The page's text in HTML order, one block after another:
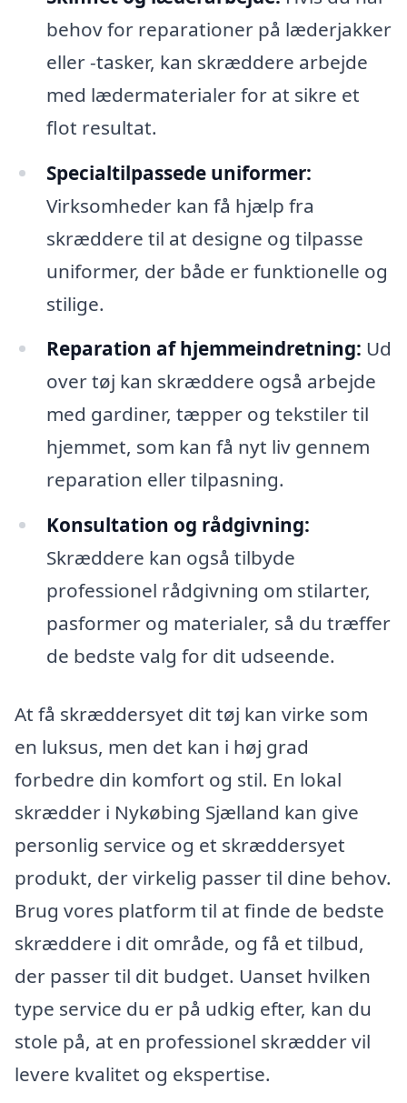
behov for reparationer på læderjakker
eller -tasker, kan skræddere arbejde
med lædermaterialer for at sikre et
flot resultat.
Specialtilpassede uniformer:
Virksomheder kan få hjælp fra
skræddere til at designe og tilpasse
uniformer, der både er funktionelle og
stilige.
Reparation af hjemmeindretning: Ud
over tøj kan skræddere også arbejde
med gardiner, tæpper og tekstiler til
hjemmet, som kan få nyt liv gennem
reparation eller tilpasning.
Konsultation og rådgivning:
Skræddere kan også tilbyde
professionel rådgivning om stilarter,
pasformer og materialer, så du træffer
de bedste valg for dit udseende.
At få skræddersyet dit tøj kan virke som
en luksus, men det kan i høj grad
forbedre din komfort og stil. En lokal
skrædder i Nykøbing Sjælland kan give
personlig service og et skræddersyet
produkt, der virkelig passer til dine behov.
Brug vores platform til at finde de bedste
skræddere i dit område, og få et tilbud,
der passer til dit budget. Uanset hvilken
type service du er på udkig efter, kan du
stole på, at en professionel skrædder vil
levere kvalitet og ekspertise.